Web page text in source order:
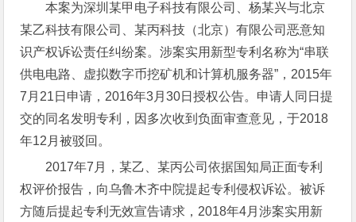
本案为深圳某甲电子科技有限公司、杨某兴与北京
某乙科技有限公司、某丙科技（北京）有限公司恶意知
识产权诉讼责任纠纷案。涉案实用新型专利名称为“串联
供电电路、虚拟数字币挖矿机和计算机服务器”，2015年
7月21日申请，2016年3月30日授权公告。申请人同日提
交的同名发明专利，因多次收到负面审查意见，于2018
年12月被驳回。
2017年7月，某乙、某丙公司依据国知局正面专利
权评价报告，向乌鲁木齐中院提起专利侵权诉讼。被诉
方随后提起专利无效宣告请求，2018年4月涉案实用新